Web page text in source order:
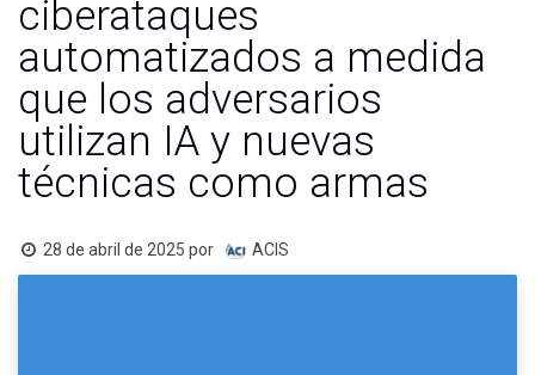
ciberataques
automatizados a medida
que los adversarios
utilizan IA y nuevas
técnicas como armas
28 de abril de 2025 por ACIS